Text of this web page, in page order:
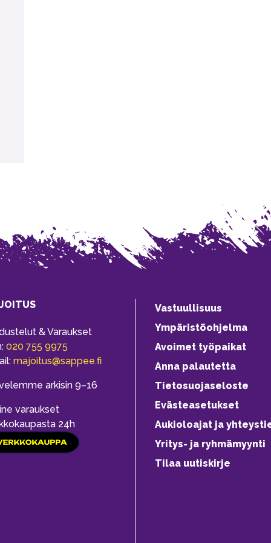
& Varaukset
020 755 9975
majoitus@sappee.fi
arkisin 9–16
varaukset
24h
Vastuullisuus
Ympäristöohjelma
Avoimet työpaikat
Anna palautetta
Tietosuojaseloste
Evästeasetukset
Aukioloajat ja
Yritys- ja ryhmämyynti
Tilaa uutiskirje